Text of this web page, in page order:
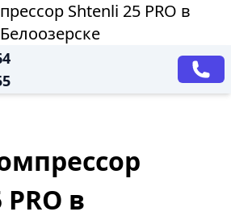
Shtenli 25 PRO в
Белоозерске
в